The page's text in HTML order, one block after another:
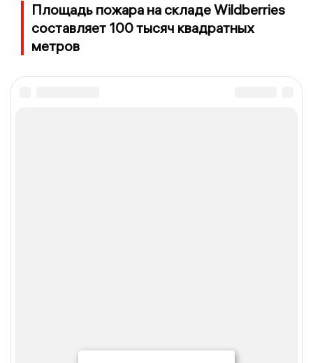
Площадь пожара на складе Wildberries
составляет 100 тысяч квадратных
метров